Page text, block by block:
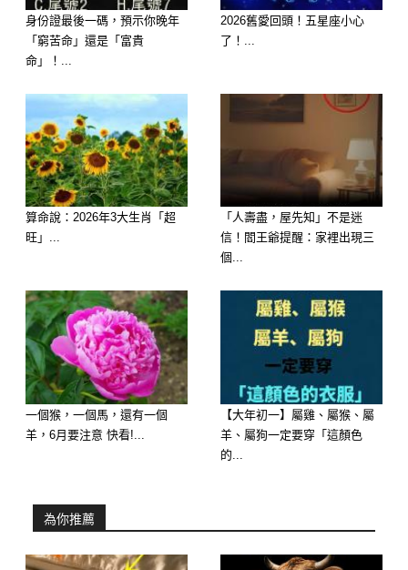
想知道財運狀況嗎？免費測驗
延伸閱讀———————
考驗你看人眼光有多準
身份證最後一碼，預示你晚年
「窮苦命」還是「富貴
命」！...
2026舊愛回頭！五星座小心
了！...
算命說：2026年3大生肖「超
旺」...
「人壽盡，屋先知」不是迷
信！閻王爺提醒：家裡出現三
個...
一個猴，一個馬，還有一個
羊，6月要注意 快看!...
【大年初一】屬雞、屬猴、屬
羊、屬狗一定要穿「這顏色
的...
為你推薦